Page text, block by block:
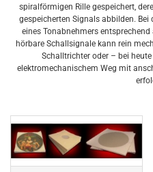
spiralförmigen Rille gespeichert,
gespeicherten Signals abbilden.
eines Tonabnehmers
hörbare Schallsignale kann rein
Schalltrichter oder – bei
elektromechanischem Weg mit